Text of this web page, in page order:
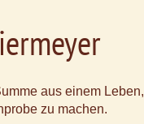
aus einem Leben,
zu machen.